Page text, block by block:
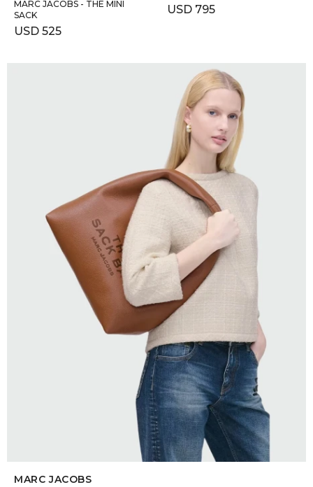
MARC JACOBS - THE MINI
SACK
USD 525
USD 795
SELECCIONAR TALLE
MARC JACOBS